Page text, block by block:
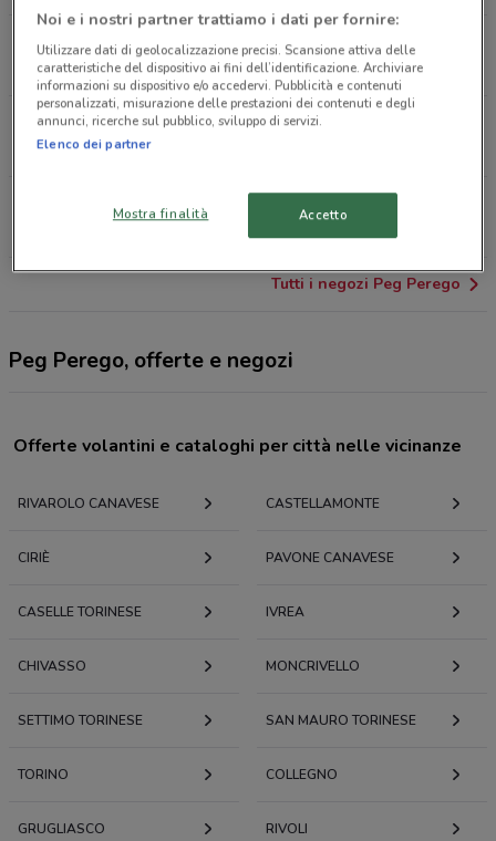
Via Lanzo 70 Ciriè
14.4 km
Via Castellamonte 10 Banchette
17.3 km
Corso Botta 10 Ivrea
Tutti i negozi Peg Perego
Peg Perego, offerte e negozi
Offerte volantini e cataloghi per città nelle vicinanze
RIVAROLO CANAVESE CASTELLAMONTE
CIRIÈ PAVONE CANAVESE
CASELLE TORINESE IVREA
CHIVASSO MONCRIVELLO
SETTIMO TORINESE SAN MAURO TORINESE
TORINO COLLEGNO
GRUGLIASCO RIVOLI
Noi e i nostri partner trattiamo i dati per fornire:
Utilizzare dati di geolocalizzazione precisi. Scansione attiva delle
caratteristiche del dispositivo ai fini dell’identificazione. Archiviare
informazioni su dispositivo e/o accedervi. Pubblicità e contenuti
personalizzati, misurazione delle prestazioni dei contenuti e degli
annunci, ricerche sul pubblico, sviluppo di servizi.
Elenco dei partner
Mostra finalità Accetto